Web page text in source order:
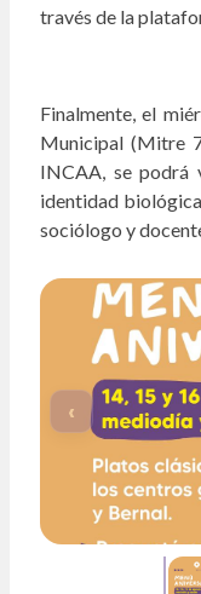
través de la
Finalmente, el
Municipal (Mitre
INCAA, se podrá
identidad
sociólogo y
‹